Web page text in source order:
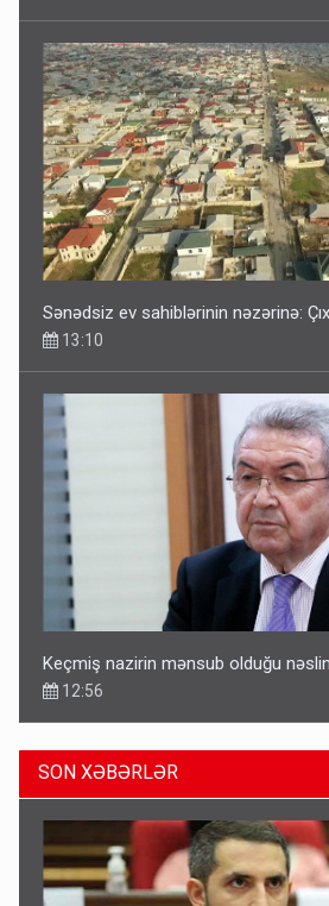
Sənədsiz ev sahiblərinin nəzərinə:
13:10
Keçmiş nazirin mənsub olduğu
12:56
SON XƏBƏRLƏR